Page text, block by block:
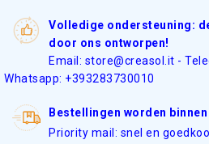
Volledige ondersteuning:
door ons ontworpen!
Email: store@creasol.it -
Whatsapp: +393283730010
Bestellingen worden
Priority mail: snel en